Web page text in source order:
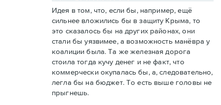
Идея в том, что, если бы, например, ещё
сильнее вложились бы в защиту Крыма, то
это сказалось бы на других районах, они
стали бы уязвимее, а возможность манёвра у
коалиции была. Та же железная дорога
стоила тогда кучу денег и не факт, что
коммерчески окупалась бы, а, следовательно,
легла бы на бюджет. То есть выше головы не
прыгнешь.